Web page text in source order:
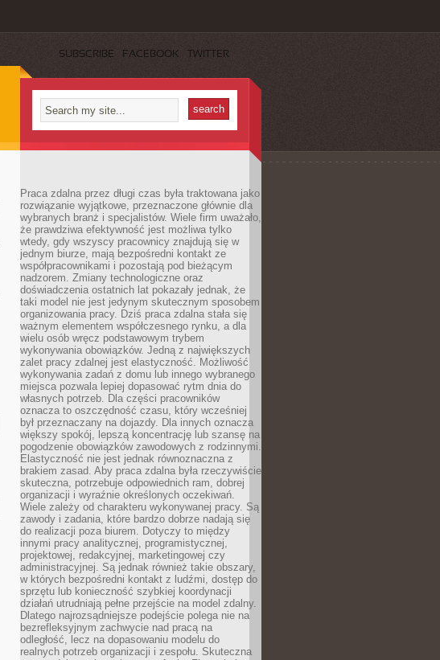
SUBSCRIBE FACEBOOK TWITTER
Praca zdalna przez długi czas była traktowana jako
rozwiązanie wyjątkowe, przeznaczone głównie dla
wybranych branż i specjalistów. Wiele firm uważało,
że prawdziwa efektywność jest możliwa tylko
wtedy, gdy wszyscy pracownicy znajdują się w
jednym biurze, mają bezpośredni kontakt ze
współpracownikami i pozostają pod bieżącym
nadzorem. Zmiany technologiczne oraz
doświadczenia ostatnich lat pokazały jednak, że
taki model nie jest jedynym skutecznym sposobem
organizowania pracy. Dziś praca zdalna stała się
ważnym elementem współczesnego rynku, a dla
wielu osób wręcz podstawowym trybem
wykonywania obowiązków. Jedną z największych
zalet pracy zdalnej jest elastyczność. Możliwość
wykonywania zadań z domu lub innego wybranego
miejsca pozwala lepiej dopasować rytm dnia do
własnych potrzeb. Dla części pracowników
oznacza to oszczędność czasu, który wcześniej
był przeznaczany na dojazdy. Dla innych oznacza
większy spokój, lepszą koncentrację lub szansę na
pogodzenie obowiązków zawodowych z rodzinnymi.
Elastyczność nie jest jednak równoznaczna z
brakiem zasad. Aby praca zdalna była rzeczywiście
skuteczna, potrzebuje odpowiednich ram, dobrej
organizacji i wyraźnie określonych oczekiwań.
Wiele zależy od charakteru wykonywanej pracy. Są
zawody i zadania, które bardzo dobrze nadają się
do realizacji poza biurem. Dotyczy to między
innymi pracy analitycznej, programistycznej,
projektowej, redakcyjnej, marketingowej czy
administracyjnej. Są jednak również takie obszary,
w których bezpośredni kontakt z ludźmi, dostęp do
sprzętu lub konieczność szybkiej koordynacji
działań utrudniają pełne przejście na model zdalny.
Dlatego najrozsądniejsze podejście polega nie na
bezrefleksyjnym zachwycie nad pracą na
odległość, lecz na dopasowaniu modelu do
realnych potrzeb organizacji i zespołu. Skuteczna